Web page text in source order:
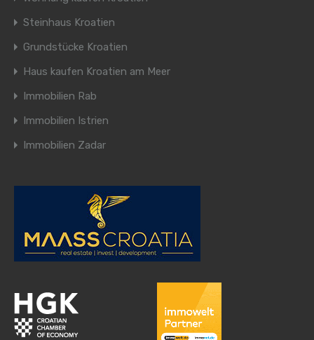
Steinhaus Kroatien
Grundstücke Kroatien
Haus kaufen Kroatien am Meer
Immobilien Rab
Immobilien Istrien
Immobilien Zadar